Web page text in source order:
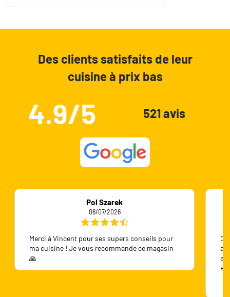
Des clients satisfaits de leur
cuisine à prix bas
4.9/5 521 avis
Pol Szarek
06/07/2026
Merci à Vincent pour ses supers conseils pour
ma cuisine ! Je vous recommande ce magasin
🙏